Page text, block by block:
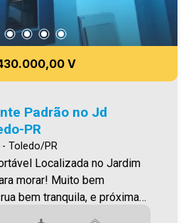
V
Padrão no Jd
PR
Toledo/PR
Localizada no Jardim
Muito bem
bem tranquila, e próxima